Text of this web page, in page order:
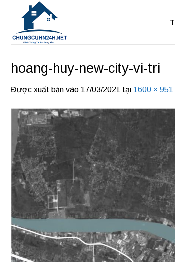
dung
hoang-huy-new-city-vi-tri
Được xuất bản vào 17/03/2021 tại 1600 × 951